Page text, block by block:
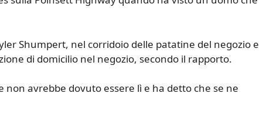
Shumpert, nel corridoio delle patatine del negozio e
di domicilio nel negozio, secondo il rapporto.
avrebbe dovuto essere lì e ha detto che se ne